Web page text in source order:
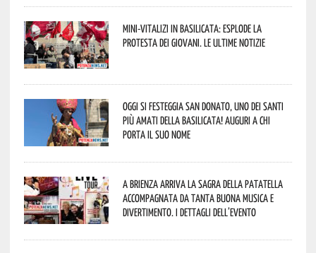
Mini-vitalizi in Basilicata: esplode la
protesta dei giovani. Le ultime notizie
Oggi si festeggia San Donato, uno dei Santi
più amati della Basilicata! Auguri a chi
porta il suo nome
A Brienza arriva la Sagra della Patatella
accompagnata da tanta buona musica e
divertimento. I dettagli dell’evento